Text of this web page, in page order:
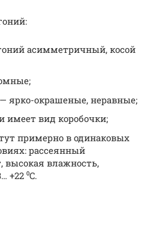
асимметричный, косой
ярко-окрашеные, неравные;
имеет вид коробочки;
примерно в одинаковых
рассеянный
высокая влажность,
+22 ⁰C.